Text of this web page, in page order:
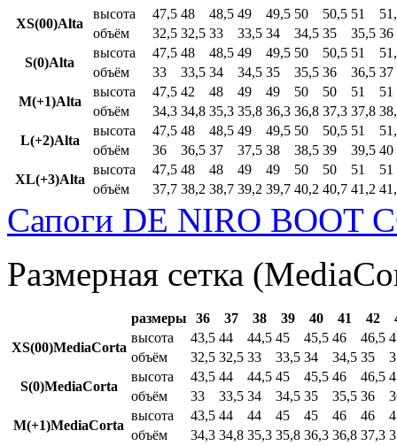
XS(00)Alta
высота 47,5 48 48,5 49 49,5 50 50,5 51
объём
32,5 32,5 33 33,5 34 34,5 35 35,5 36
S(0)Alta
высота 47,5 48 48,5 49 49,5 50 50,5 51
объём
33 33,5 34 34,5 35 35,5 36 36,5 37
M(+1)Alta
высота 47,5 42 48 49 49 50 50 51
51
объём
34,3 34,8 35,3 35,8 36,3 36,8 37,3 37,8
L(+2)Alta
высота 47,5 48 48,5 49 49,5 50 50,5 51
объём
36 36,5 37 37,5 38 38,5 39 39,5 40
XL(+3)Alta
высота 47,5 48 48 49 49 50 50 51
51
объём
37,7 38,2 38,7 39,2 39,7 40,2 40,7 41,2
Сапоги DE NIRO BOOT
Размерная сетка
размеры 36 37 38 39 40 41 42
XS(00)MediaCorta
высота 43,5 44 44,5 45 45,5 46 46,5
объём
32,5 32,5 33 33,5 34 34,5 35
S(0)MediaCorta
высота 43,5 44 44,5 45 45,5 46 46,5
объём
33 33,5 34 34,5 35 35,5 36
M(+1)MediaCorta
высота 43,5 44 44 45 45 46 46
объём
34,3 34,8 35,3 35,8 36,3 36,8 37,3